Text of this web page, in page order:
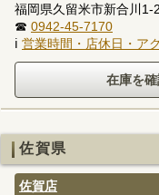
福岡県久留米市新合川
☎ 0942-45-7170
ℹ 営業時間・店休日・ア
佐賀県
佐賀店